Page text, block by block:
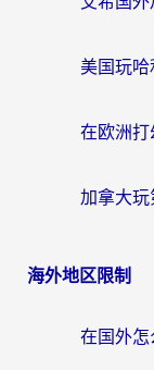
海外地区限制